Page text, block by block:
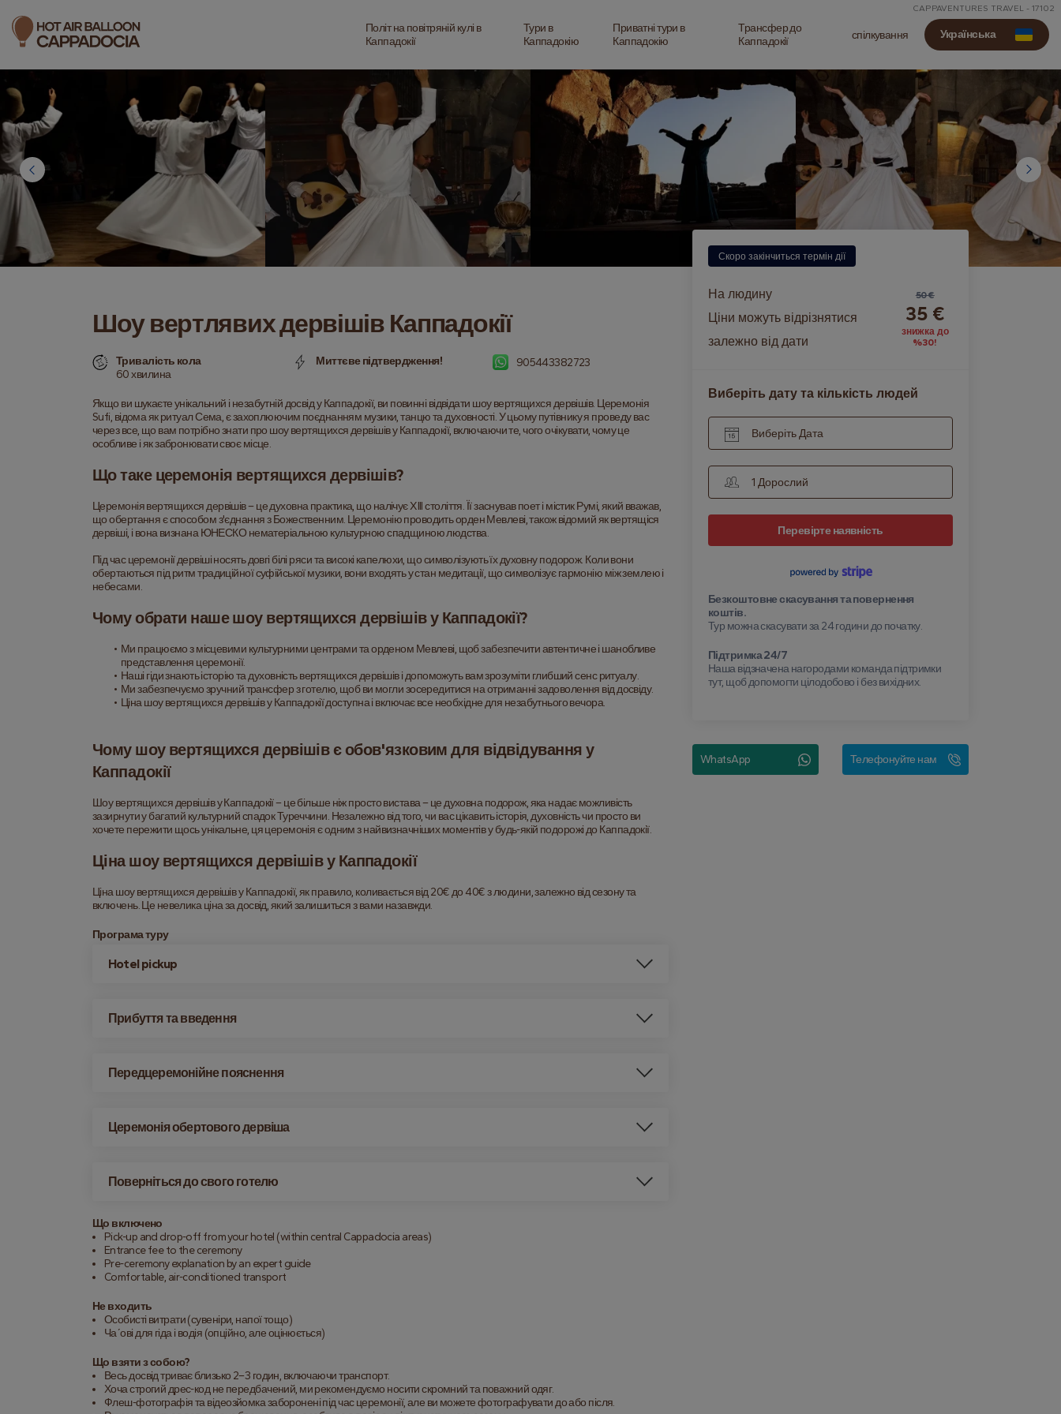
CAPPAVENTURES TRAVEL - 17102
Політ на повітряній кулі в
Каппадокії
Тури в
Каппадокію
Приватні тури в
Каппадокію
Трансфер до
Каппадокії
спілкування Українська
Шоу вертлявих дервішів Каппадокії
Тривалість кола
60 хвилина
Миттєве підтвердження! 905443382723
Якщо ви шукаєте унікальний і незабутній досвід у Каппадокії, ви повинні відвідати шоу вертящихся дервішів. Церемонія
Sufi, відома як ритуал Сема, є захоплюючим поєднанням музики, танцю та духовності. У цьому путівнику я проведу вас
через все, що вам потрібно знати про шоу вертящихся дервішів у Каппадокії, включаючи те, чого очікувати, чому це
особливе і як забронювати своє місце.
Що таке церемонія вертящихся дервішів?
Церемонія вертящихся дервішів – це духовна практика, що налічує XIII століття. Її заснував поет і містик Румі, який вважав,
що обертання є способом з'єднання з Божественним. Церемонію проводить орден Мевлеві, також відомий як вертящіся
дервіші, і вона визнана ЮНЕСКО нематеріальною культурною спадщиною людства.
Під час церемонії дервіші носять довгі білі ряси та високі капелюхи, що символізують їх духовну подорож. Коли вони
обертаються під ритм традиційної суфійської музики, вони входять у стан медитації, що символізує гармонію між землею і
небесами.
Чому обрати наше шоу вертящихся дервішів у Каппадокії?
Ми працюємо з місцевими культурними центрами та орденом Мевлеві, щоб забезпечити автентичне і шанобливе
представлення церемонії.
Наші гіди знають історію та духовність вертящихся дервішів і допоможуть вам зрозуміти глибший сенс ритуалу.
Ми забезпечуємо зручний трансфер з готелю, щоб ви могли зосередитися на отриманні задоволення від досвіду.
Ціна шоу вертящихся дервішів у Каппадокії доступна і включає все необхідне для незабутнього вечора.
Чому шоу вертящихся дервішів є обов'язковим для відвідування у
Каппадокії
Шоу вертящихся дервішів у Каппадокії – це більше ніж просто вистава – це духовна подорож, яка надає можливість
зазирнути у багатий культурний спадок Туреччини. Незалежно від того, чи вас цікавить історія, духовність чи просто ви
хочете пережити щось унікальне, ця церемонія є одним з найвизначніших моментів у будь-якій подорожі до Каппадокії.
Ціна шоу вертящихся дервішів у Каппадокії
Ціна шоу вертящихся дервішів у Каппадокії, як правило, коливається від 20€ до 40€ з людини, залежно від сезону та
включень. Це невелика ціна за досвід, який залишиться з вами назавжди.
Програма туру
Hotel pickup
Прибуття та введення
Передцеремонійне пояснення
Церемонія обертового дервіша
Поверніться до свого готелю
Що включено
Pick-up and drop-off from your hotel (within central Cappadocia areas)
Entrance fee to the ceremony
Pre-ceremony explanation by an expert guide
Comfortable, air-conditioned transport
Не входить
Особисті витрати (сувеніри, напої тощо)
Ча´ові для гіда і водія (опційно, але оцінюється)
Що взяти з собою?
Весь досвід триває близько 2–3 годин, включаючи транспорт.
Хоча строгий дрес-код не передбачений, ми рекомендуємо носити скромний та поважний одяг.
Флеш-фотографія та відеозйомка заборонені під час церемонії, але ви можете фотографувати до або після.
Скоро закінчиться термін дії
На людину
Ціни можуть відрізнятися
залежно від дати
50 €
35 €
знижка до
%30!
Виберіть дату та кількість людей
Виберіть Дата
1 Дорослий
Перевірте наявність
Безкоштовне скасування та повернення
коштів.
Тур можна скасувати за 24 години до початку.
Підтримка 24/7
Наша відзначена нагородами команда підтримки
тут, щоб допомогти цілодобово і без вихідних.
WhatsApp Телефонуйте нам